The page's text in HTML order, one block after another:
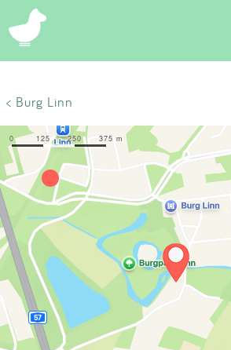
Eintragen
App
Blog
Partner
Kontakt
< Burg Linn